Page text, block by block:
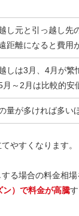
し元と引っ越し先
距離になると費用
しは3月、4月が繁
月～2月は比較的安
量が多ければ多い
やすくなります。
る場合の料金相場
）で料金が高騰